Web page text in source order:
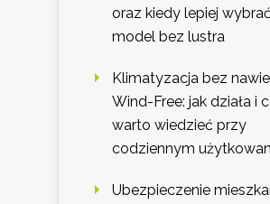
oraz kiedy lepiej wybrać
model bez lustra
Klimatyzacja bez
Wind-Free: jak działa i
warto wiedzieć przy
codziennym
Ubezpieczenie